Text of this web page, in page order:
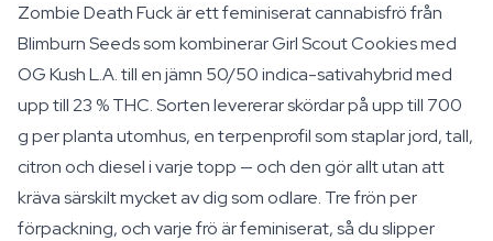
Zombie Death Fuck är ett feminiserat cannabisfrö från
Blimburn Seeds som kombinerar Girl Scout Cookies med
OG Kush L.A. till en jämn 50/50 indica-sativahybrid med
upp till 23 % THC. Sorten levererar skördar på upp till 700
g per planta utomhus, en terpenprofil som staplar jord, tall,
citron och diesel i varje topp — och den gör allt utan att
kräva särskilt mycket av dig som odlare. Tre frön per
förpackning, och varje frö är feminiserat, så du slipper